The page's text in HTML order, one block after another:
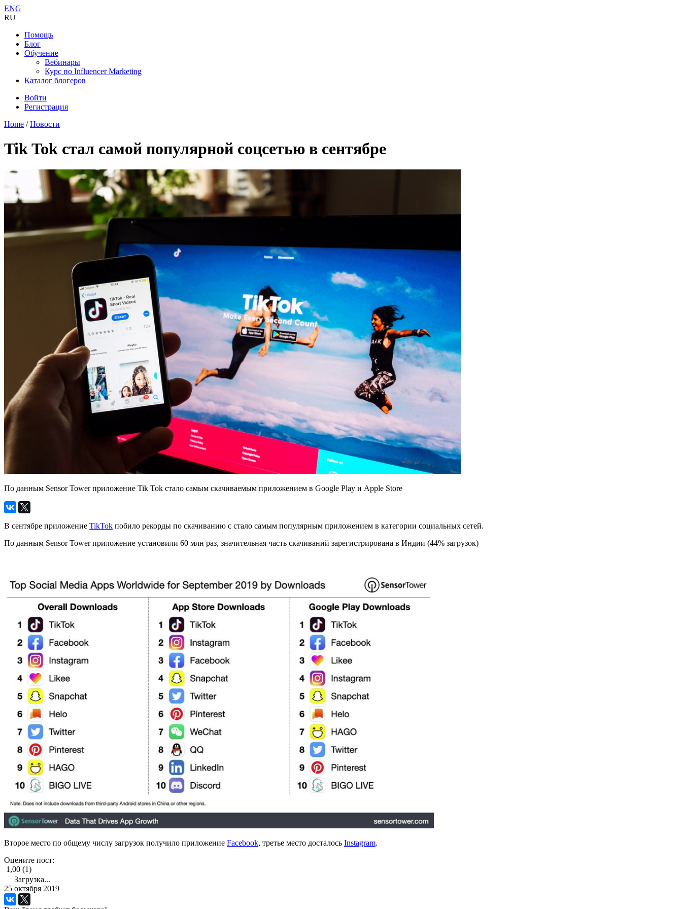
ENG
RU
Помощь
Блог
Обучение
Вебинары
Курс по Influencer Marketing
Каталог блогеров
Войти
Регистрация
Home /Новости
Tik Tok стал самой популярной соцсетью в сентябре
По данным Sensor Tower приложение Tik Tok стало самым скачиваемым приложением в Google Play и Apple Store
В сентябре приложение TikTok побило рекорды по скачиванию с стало самым популярным приложением в категории социальных сетей.
По данным Sensor Tower приложение установили 60 млн раз, значительная часть скачиваний зарегистрирована в Индии (44% загрузок)
Второе место по общему числу загрузок получило приложение Facebook, третье место досталось Instagram.
Оцените пост:
1,00 (1)
Загрузка...
25 октября 2019